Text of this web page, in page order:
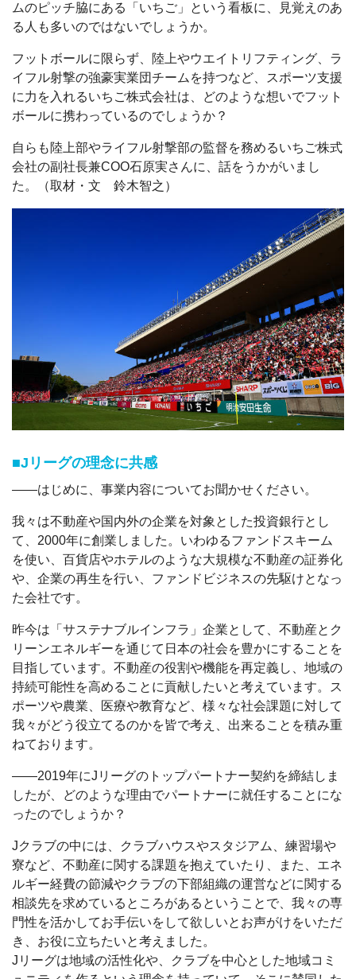
ムのピッチ脇にある「いちご」という看板に、見覚えのあ
る人も多いのではないでしょうか。
フットボールに限らず、陸上やウエイトリフティング、ラ
イフル射撃の強豪実業団チームを持つなど、スポーツ支援
に力を入れるいちご株式会社は、どのような想いでフット
ボールに携わっているのでしょうか？
自らも陸上部やライフル射撃部の監督を務めるいちご株式
会社の副社長兼COO石原実さんに、話をうかがいまし
た。（取材・文 鈴木智之）
■Jリーグの理念に共感
――はじめに、事業内容についてお聞かせください。
我々は不動産や国内外の企業を対象とした投資銀行とし
て、2000年に創業しました。いわゆるファンドスキーム
を使い、百貨店やホテルのような大規模な不動産の証券化
や、企業の再生を行い、ファンドビジネスの先駆けとなっ
た会社です。
昨今は「サステナブルインフラ」企業として、不動産とク
リーンエネルギーを通じて日本の社会を豊かにすることを
目指しています。不動産の役割や機能を再定義し、地域の
持続可能性を高めることに貢献したいと考えています。ス
ポーツや農業、医療や教育など、様々な社会課題に対して
我々がどう役立てるのかを皆で考え、出来ることを積み重
ねております。
――2019年にJリーグのトップパートナー契約を締結しま
したが、どのような理由でパートナーに就任することにな
ったのでしょうか？
Jクラブの中には、クラブハウスやスタジアム、練習場や
寮など、不動産に関する課題を抱えていたり、また、エネ
ルギー経費の節減やクラブの下部組織の運営などに関する
相談先を求めているところがあるということで、我々の専
門性を活かしてお手伝いをして欲しいとお声がけをいただ
き、お役に立ちたいと考えました。
Jリーグは地域の活性化や、クラブを中心とした地域コミ